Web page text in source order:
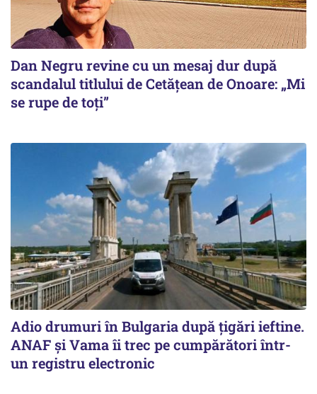
Dan Negru revine cu un mesaj dur după
scandalul titlului de Cetățean de Onoare: „Mi
se rupe de toți”
Adio drumuri în Bulgaria după țigări ieftine.
ANAF și Vama îi trec pe cumpărători într-
un registru electronic